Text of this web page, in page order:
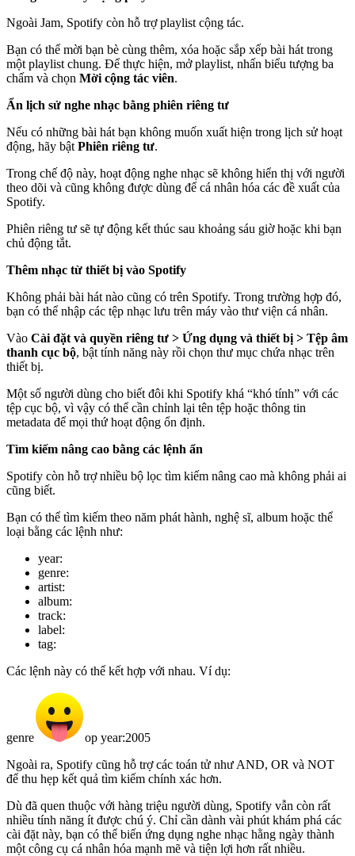
Ngoài Jam, Spotify còn hỗ trợ playlist cộng tác.
Bạn có thể mời bạn bè cùng thêm, xóa hoặc sắp xếp bài hát trong
một playlist chung. Để thực hiện, mở playlist, nhấn biểu tượng ba
chấm và chọn Mời cộng tác viên.
Ẩn lịch sử nghe nhạc bằng phiên riêng tư
Nếu có những bài hát bạn không muốn xuất hiện trong lịch sử hoạt
động, hãy bật Phiên riêng tư.
Trong chế độ này, hoạt động nghe nhạc sẽ không hiển thị với người
theo dõi và cũng không được dùng để cá nhân hóa các đề xuất của
Spotify.
Phiên riêng tư sẽ tự động kết thúc sau khoảng sáu giờ hoặc khi bạn
chủ động tắt.
Thêm nhạc từ thiết bị vào Spotify
Không phải bài hát nào cũng có trên Spotify. Trong trường hợp đó,
bạn có thể nhập các tệp nhạc lưu trên máy vào thư viện cá nhân.
Vào Cài đặt và quyền riêng tư > Ứng dụng và thiết bị > Tệp âm
thanh cục bộ, bật tính năng này rồi chọn thư mục chứa nhạc trên
thiết bị.
Một số người dùng cho biết đôi khi Spotify khá “khó tính” với các
tệp cục bộ, vì vậy có thể cần chỉnh lại tên tệp hoặc thông tin
metadata để mọi thứ hoạt động ổn định.
Tìm kiếm nâng cao bằng các lệnh ẩn
Spotify còn hỗ trợ nhiều bộ lọc tìm kiếm nâng cao mà không phải ai
cũng biết.
Bạn có thể tìm kiếm theo năm phát hành, nghệ sĩ, album hoặc thể
loại bằng các lệnh như:
year:
genre:
artist:
album:
track:
label:
tag:
Các lệnh này có thể kết hợp với nhau. Ví dụ:
genre
op year:2005
Ngoài ra, Spotify cũng hỗ trợ các toán tử như AND, OR và NOT
để thu hẹp kết quả tìm kiếm chính xác hơn.
Dù đã quen thuộc với hàng triệu người dùng, Spotify vẫn còn rất
nhiều tính năng ít được chú ý. Chỉ cần dành vài phút khám phá các
cài đặt này, bạn có thể biến ứng dụng nghe nhạc hằng ngày thành
một công cụ cá nhân hóa mạnh mẽ và tiện lợi hơn rất nhiều.